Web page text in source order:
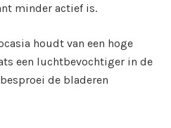
minder actief is.
houdt van een hoge
een luchtbevochtiger in de
de bladeren